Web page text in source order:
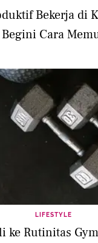
Bekerja di
Cara
LIFESTYLE
ke Rutinitas